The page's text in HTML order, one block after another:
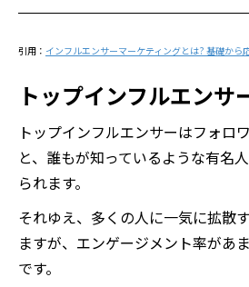
引用： インフルエンサーマーケティングとは? 基礎から
トップインフルエンサ
トップインフルエンサーはフォロ
と、誰もが知っているような有名
られます。
それゆえ、多くの人に一気に拡散
ますが、エンゲージメント率があ
です。